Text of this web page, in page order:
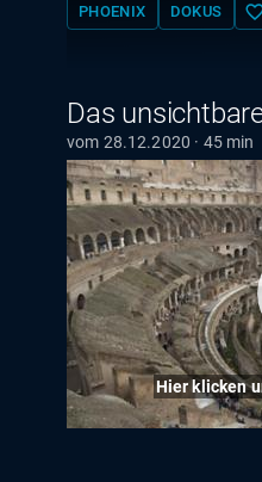
PHOENIX DOKUS
Das
vom 28.12.2020 · 45 min
Hier klicken